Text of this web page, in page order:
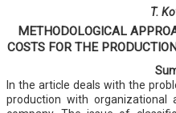
T.
METHODOLOGICAL
COSTS FOR THE
In the article deals with the
production with